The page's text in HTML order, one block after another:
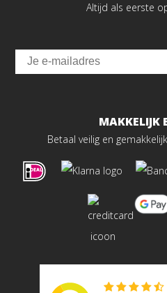
Altijd als eerste
Email
MAKKELIJK
Betaal veilig en